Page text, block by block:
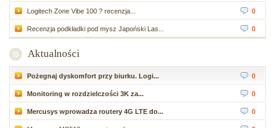
Logitech Zone Vibe 100 ? recenzja... 0
Recenzja podkładki pod mysz Japoński Las... 0
Aktualności
Pożegnaj dyskomfort przy biurku. Logi... 0
Monitoring w rozdzielczości 3K za... 0
Mercusys wprowadza routery 4G LTE do... 0